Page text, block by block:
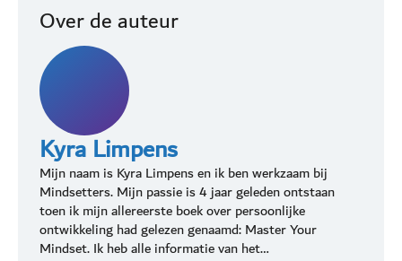
Over de auteur
Kyra Limpens
Mijn naam is Kyra Limpens en ik ben werkzaam bij
Mindsetters. Mijn passie is 4 jaar geleden ontstaan
toen ik mijn allereerste boek over persoonlijke
ontwikkeling had gelezen genaamd: Master Your
Mindset. Ik heb alle informatie van het…